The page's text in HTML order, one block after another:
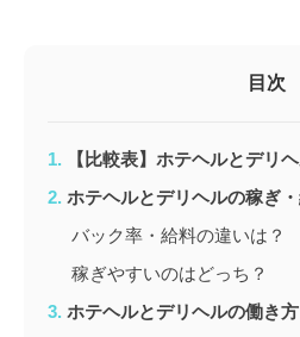
目次
【比較表】ホテヘルとデリ
ホテヘルとデリヘルの稼ぎ
バック率・給料の違いは？
稼ぎやすいのはどっち？
ホテヘルとデリヘルの働き